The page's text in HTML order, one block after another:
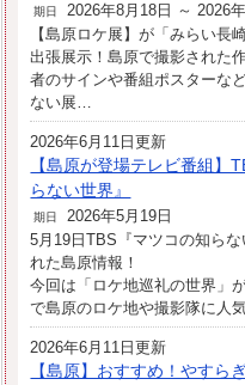
期日
2026年8月18日 ～ 2026
【島原ロケ展】が「みらい長
出張展示！島原で撮影された
者のサインや番組ポスターな
ない展…
2026年6月11日更新
【島原が登場テレビ番組】
らない世界』
期日
2026年5月19日
5月19日TBS『マツコの知らな
れた島原情報！
今回は「ロケ地巡礼の世界」
で島原のロケ地や撮影隊に人
2026年6月11日更新
【島原】おすすめ！やすら